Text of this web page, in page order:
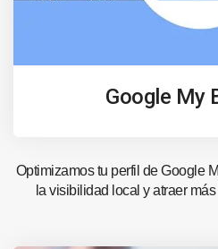
Google My
Optimizamos tu perfil de Google
la visibilidad local y atraer